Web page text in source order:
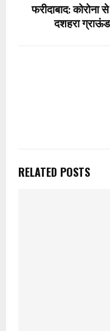
फरीदाबाद:
दशहरा
RELATED POSTS